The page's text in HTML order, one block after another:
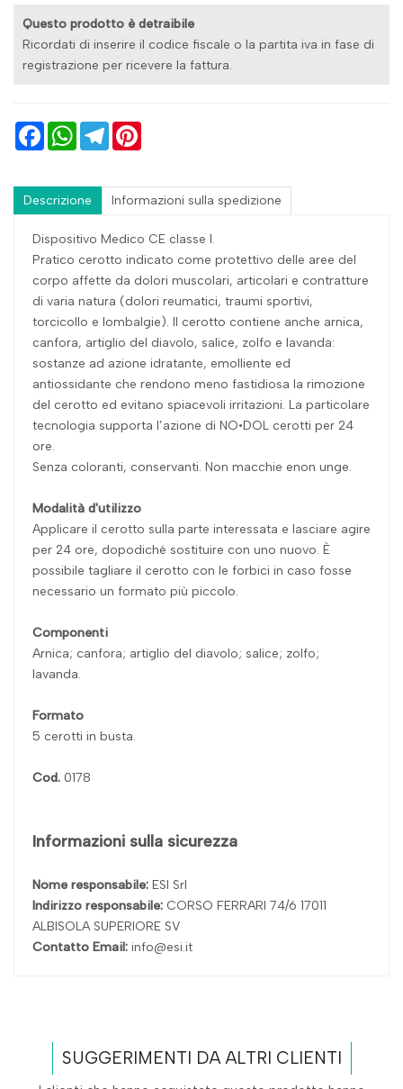
Questo prodotto è detraibile
Ricordati di inserire il codice fiscale o la partita iva in fase di
registrazione per ricevere la fattura.
FacebookWhatsAppTelegram
Descrizione Informazioni sulla spedizione
Dispositivo Medico CE classe I.
Pratico cerotto indicato come protettivo delle aree del
corpo affette da dolori muscolari, articolari e contratture
di varia natura (dolori reumatici, traumi sportivi,
torcicollo e lombalgie). Il cerotto contiene anche arnica,
canfora, artiglio del diavolo, salice, zolfo e lavanda:
sostanze ad azione idratante, emolliente ed
antiossidante che rendono meno fastidiosa la rimozione
del cerotto ed evitano spiacevoli irritazioni. La particolare
tecnologia supporta l’azione di NO•DOL cerotti per 24
ore.
Senza coloranti, conservanti. Non macchie enon unge.
Modalità d'utilizzo
Applicare il cerotto sulla parte interessata e lasciare agire
per 24 ore, dopodiché sostituire con uno nuovo. È
possibile tagliare il cerotto con le forbici in caso fosse
necessario un formato più piccolo.
Componenti
Arnica; canfora; artiglio del diavolo; salice; zolfo;
lavanda.
Formato
5 cerotti in busta.
Cod. 0178
Informazioni sulla sicurezza
Nome responsabile: ESI Srl
Indirizzo responsabile: CORSO FERRARI 74/6 17011
ALBISOLA SUPERIORE SV
Contatto Email: info@esi.it
SUGGERIMENTI DA ALTRI CLIENTI